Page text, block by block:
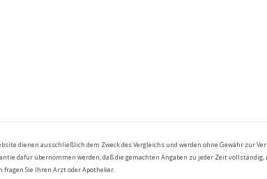
dienen ausschließlich dem Zweck des Vergleichs und werden ohne Gewähr zur
dafür übernommen werden, daß die gemachten Angaben zu jeder Zeit
Sie Ihren Arzt oder Apotheker.